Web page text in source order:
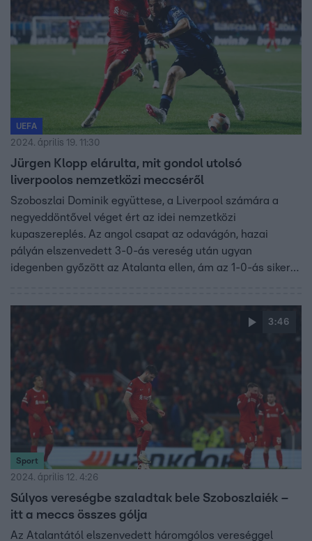
közvetítések alkalmával.
UEFA
2024. április 19. 11:30
Jürgen Klopp elárulta, mit gondol utolsó
liverpoolos nemzetközi meccséről
Szoboszlai Dominik együttese, a Liverpool számára a
negyeddöntővel véget ért az idei nemzetközi
kupaszereplés. Az angol csapat az odavágón, hazai
pályán elszenvedett 3-0-ás vereség után ugyan
idegenben győzött az Atalanta ellen, ám az 1-0-ás siker
3:46
Sport
2024. április 12. 4:26
Súlyos vereségbe szaladtak bele Szoboszlaiék –
itt a meccs összes gólja
Az Atalantától elszenvedett háromgólos vereséggel